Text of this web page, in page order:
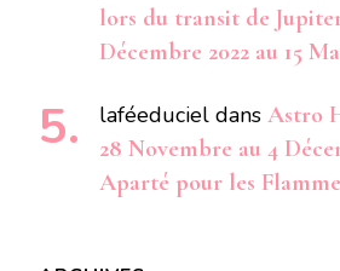
lors du transit de
Décembre 2022 au 15
laféeduciel dans Astro
28 Novembre au 4
Aparté pour les